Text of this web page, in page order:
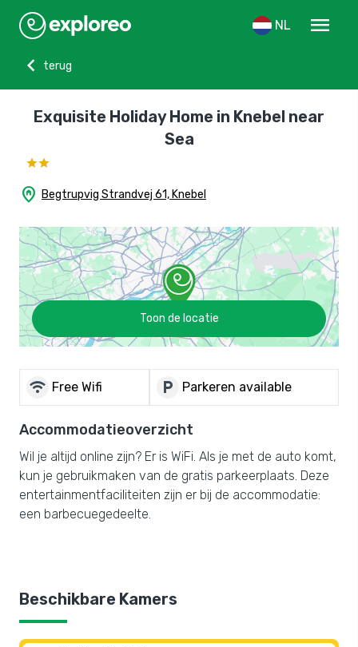
NL
menu
chevron_left
terug
Exquisite Holiday Home in Knebel near
Sea
home_pin Begtrupvig Strandvej 61, Knebel
Toon de locatie
wifi Free Wifi local_parking Parkeren available
Accommodatieoverzicht
Wil je altijd online zijn? Er is WiFi. Als je met de auto komt,
kun je gebruikmaken van de gratis parkeerplaats. Deze
entertainmentfaciliteiten zijn er bij de accommodatie:
een barbecuegedeelte.
Beschikbare Kamers